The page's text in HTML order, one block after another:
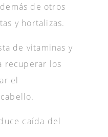
de otros
y hortalizas.
de vitaminas y
recuperar los
el
caída del